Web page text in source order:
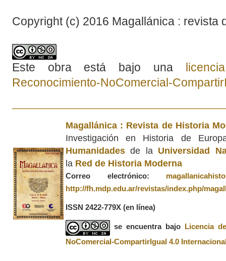
Copyright (c) 2016 Magallánica : revista
Este obra está bajo una
Reconocimiento-NoComercial-
Magallánica : Revista de Historia
Investigación en Historia de
Humanidadesde la Universidad
la Red de Historia Moderna
Correo electrónico:
http://fh.mdp.edu.ar/revistas/index.php/
ISSN 2422-779X (en línea)
se encuentra bajo
Licencia
NoComercial-CompartirIgual 4.0